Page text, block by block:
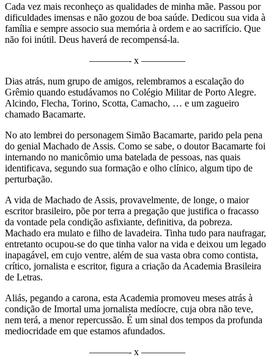
Cada vez mais reconheço as qualidades de minha mãe. Passou por
dificuldades imensas e não gozou de boa saúde. Dedicou sua vida à
família e sempre associo sua memória à ordem e ao sacrifício. Que
não foi inútil. Deus haverá de recompensá-la.
————- x ————–
Dias atrás, num grupo de amigos, relembramos a escalação do
Grêmio quando estudávamos no Colégio Militar de Porto Alegre.
Alcindo, Flecha, Torino, Scotta, Camacho, … e um zagueiro
chamado Bacamarte.
No ato lembrei do personagem Simão Bacamarte, parido pela pena
do genial Machado de Assis. Como se sabe, o doutor Bacamarte foi
internando no manicômio uma batelada de pessoas, nas quais
identificava, segundo sua formação e olho clínico, algum tipo de
perturbação.
A vida de Machado de Assis, provavelmente, de longe, o maior
escritor brasileiro, põe por terra a pregação que justifica o fracasso
da vontade pela condição asfixiante, definitiva, da pobreza.
Machado era mulato e filho de lavadeira. Tinha tudo para naufragar,
entretanto ocupou-se do que tinha valor na vida e deixou um legado
inapagável, em cujo ventre, além de sua vasta obra como contista,
crítico, jornalista e escritor, figura a criação da Academia Brasileira
de Letras.
Aliás, pegando a carona, esta Academia promoveu meses atrás à
condição de Imortal uma jornalista medíocre, cuja obra não teve,
nem terá, a menor repercussão. É um sinal dos tempos da profunda
mediocridade em que estamos afundados.
————- x ————–